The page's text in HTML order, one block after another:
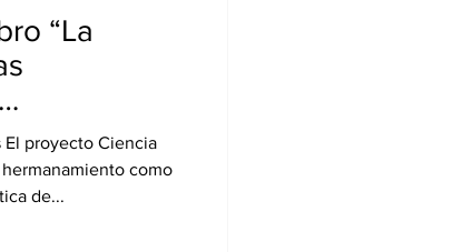
“La
de
la
El proyecto Ciencia
como
de...